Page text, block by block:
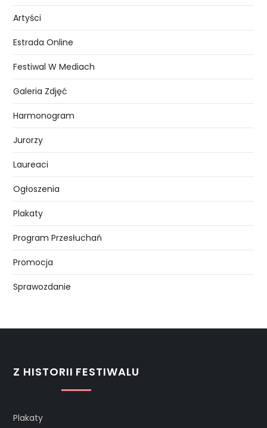
Artyści
Estrada Online
Festiwal W Mediach
Galeria Zdjęć
Harmonogram
Jurorzy
Laureaci
Ogłoszenia
Plakaty
Program Przesłuchań
Promocja
Sprawozdanie
Z HISTORII FESTIWALU
Plakaty